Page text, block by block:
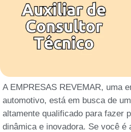
A EMPRESAS REVEMAR, uma
automotivo, está em busca de
altamente qualificado para fazer
dinâmica e inovadora. Se você é